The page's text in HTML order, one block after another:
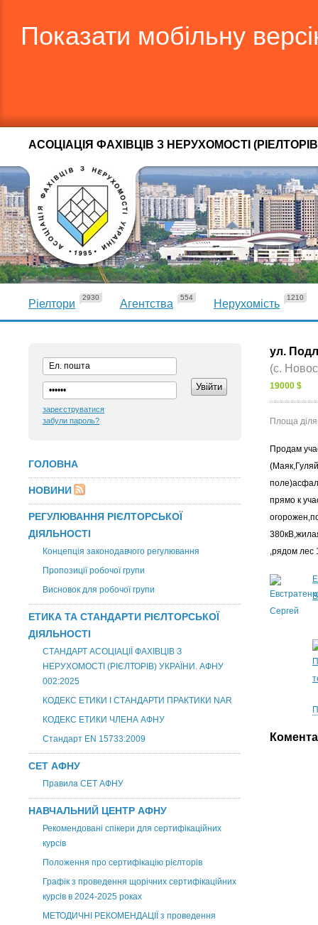
Показати мобільну
АСОЦІАЦІЯ ФАХІВЦІВ З НЕРУХОМОСТІ
Ріелтори
2930
Агентства
554
Нерухомість
1210
зареєструватися
забули пароль?
ГОЛОВНА
НОВИНИ
РЕГУЛЮВАННЯ РІЄЛТОРСЬКОЇ
ДІЯЛЬНОСТІ
Концепція законодавчого регулювання
Пропозиції робочої групи
Висновок для робочої групи
ЕТИКА ТА СТАНДАРТИ РІЄЛТОРСЬКОЇ
ДІЯЛЬНОСТІ
СТАНДАРТ АСОЦІАЦІЇ ФАХІВЦІВ З
НЕРУХОМОСТІ (РІЄЛТОРІВ) УКРАЇНИ. АФНУ
002:2025
КОДЕКС ЕТИКИ І СТАНДАРТИ ПРАКТИКИ NAR
КОДЕКС ЕТИКИ ЧЛЕНА АФНУ
Стандарт EN 15733:2009
СЕТ АФНУ
Правила СЕТ АФНУ
НАВЧАЛЬНИЙ ЦЕНТР АФНУ
Рекомендовані спікери для сертифікаційних
курсів
Положення про сертифікацію рієлторів
Графік з проведення щорічних сертифікаційних
курсів в 2024-2025 роках
МЕТОДИЧНІ РЕКОМЕНДАЦІЇ з проведення
ул.
(с.
19000 $
Площа
Продам
(Маяк,Гуляй
прямо к
,рядом лес